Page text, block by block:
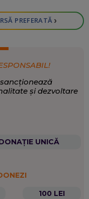
PREFERATĂ ›
și dezvoltare
UNICĂ
100 LEI